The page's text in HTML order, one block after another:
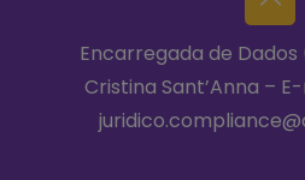
Encarregada de Dados
Cristina Sant’Anna –